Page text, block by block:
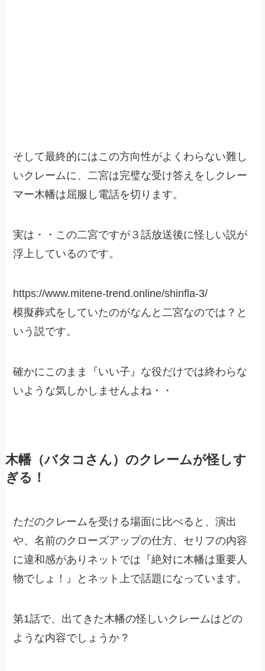
そして最終的にはこの方向性がよくわらない難し
いクレームに、二宮は完璧な受け答えをしクレー
マー木幡は屈服し電話を切ります。
実は・・この二宮ですが３話放送後に怪しい説が
浮上しているのです。
https://www.mitene-trend.online/shinfla-3/
模擬葬式をしていたのがなんと二宮なのでは？と
いう説です。
確かにこのまま『いい子』な役だけでは終わらな
いような気しかしませんよね・・
木幡（バタコさん）のクレームが怪しす
ぎる！
ただのクレームを受ける場面に比べると、演出
や、名前のクローズアップの仕方、セリフの内容
に違和感がありネットでは『絶対に木幡は重要人
物でしょ！』とネット上で話題になっています。
第1話で、出てきた木幡の怪しいクレームはどの
ような内容でしょうか？